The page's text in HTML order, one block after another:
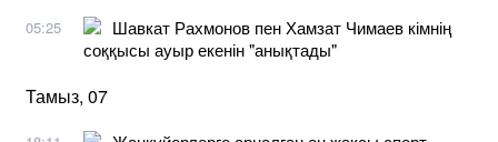
05:25
Шавкат Рахмонов пен Хамзат Чимаев кімнің
соққысы ауыр екенін "анықтады"
Тамыз, 07